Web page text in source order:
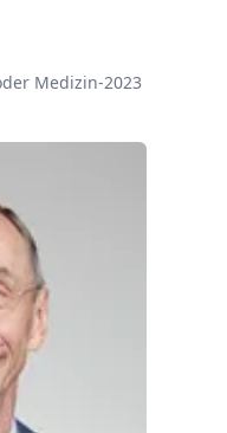
Medizin-2023